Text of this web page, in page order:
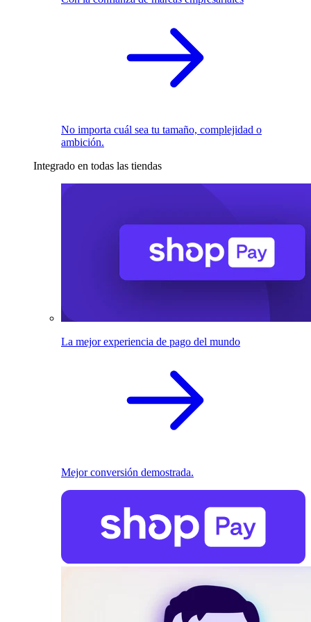
No importa cuál sea tu tamaño, complejidad o
ambición.
Integrado en todas las tiendas
La mejor experiencia de pago del mundo
Mejor conversión demostrada.